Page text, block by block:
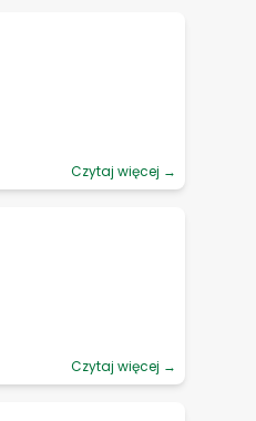
Czytaj więcej →
Czytaj więcej →